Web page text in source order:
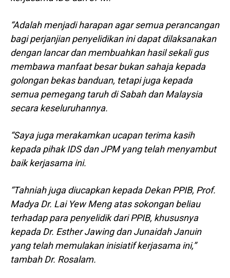
“Adalah menjadi harapan agar semua perancangan
bagi perjanjian penyelidikan ini dapat dilaksanakan
dengan lancar dan membuahkan hasil sekali gus
membawa manfaat besar bukan sahaja kepada
golongan bekas banduan, tetapi juga kepada
semua pemegang taruh di Sabah dan Malaysia
secara keseluruhannya.
“Saya juga merakamkan ucapan terima kasih
kepada pihak IDS dan JPM yang telah menyambut
baik kerjasama ini.
“Tahniah juga diucapkan kepada Dekan PPIB, Prof.
Madya Dr. Lai Yew Meng atas sokongan beliau
terhadap para penyelidik dari PPIB, khususnya
kepada Dr. Esther Jawing dan Junaidah Januin
yang telah memulakan inisiatif kerjasama ini,”
tambah Dr. Rosalam.